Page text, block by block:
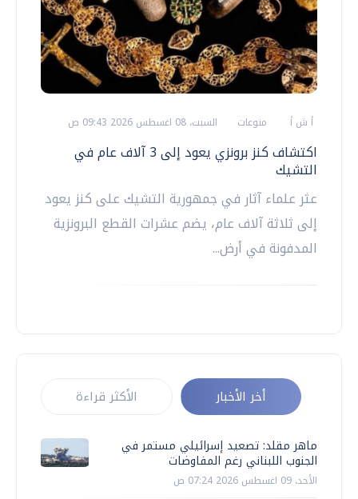
أ ش أ منوعات السبت، 08 اغسطس 2026 09:43 ص
اكتشاف كنز برونزي يعود إلى 3 آلاف عام في
التشيك
عثر علماء آثار في جمهورية التشيك على كنز يعود
إلى ثلاثة آلاف عام، يضم عشرات القطع البرونزية
المدفونة في أرض...
أخر الأخبار الأكثر قراءة
ماهر مقلد: تصعيد إسرائيلي مستمر في
الجنوب اللبناني رغم المفاوضات
الأحد، 09 اغسطس 2026 07:24 ص